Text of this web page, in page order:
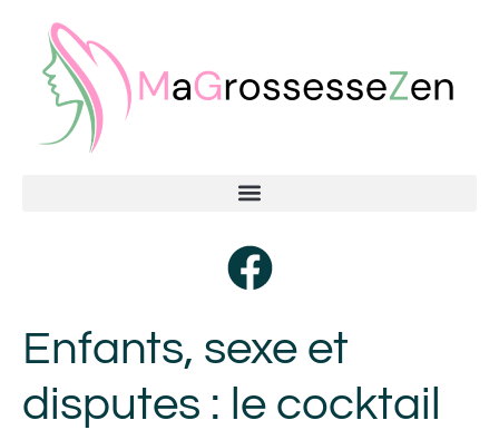
Enfants, sexe et
disputes : le cocktail